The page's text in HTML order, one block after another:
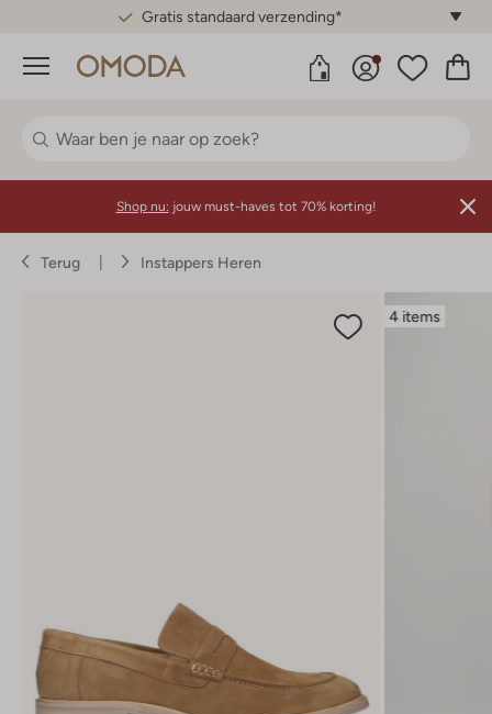
Gratis standaard verzending*
Menu
Shop nu: jouw must-haves tot 70% korting!
Terug Instappers Heren
4 items